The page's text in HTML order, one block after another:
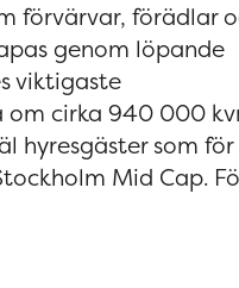
förvärvar, förädlar
genom löpande
viktigaste
om cirka 940 000
hyresgäster som för
Mid Cap.